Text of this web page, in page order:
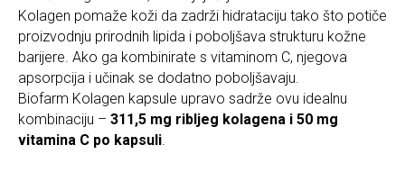
Kolagen pomaže koži da zadrži hidrataciju tako što potiče
proizvodnju prirodnih lipida i poboljšava strukturu kožne
barijere. Ako ga kombinirate s vitaminom C, njegova
apsorpcija i učinak se dodatno poboljšavaju.
Biofarm Kolagen kapsule upravo sadrže ovu idealnu
kombinaciju – 311,5 mg ribljeg kolagena i 50 mg
vitamina C po kapsuli.